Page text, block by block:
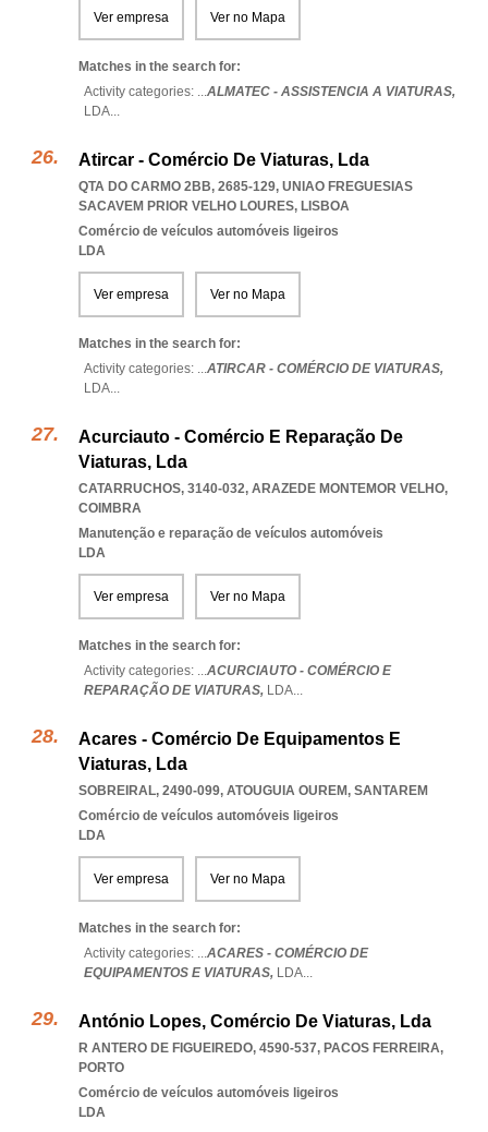
Ver empresa Ver no Mapa
Matches in the search for:
Activity categories: ...ALMATEC - ASSISTENCIA A VIATURAS,
LDA...
Atircar - Comércio De Viaturas, Lda
QTA DO CARMO 2BB, 2685-129, UNIAO FREGUESIAS
SACAVEM PRIOR VELHO LOURES, LISBOA
Comércio de veículos automóveis ligeiros
LDA
Ver empresa Ver no Mapa
Matches in the search for:
Activity categories: ...ATIRCAR - COMÉRCIO DE VIATURAS,
LDA...
Acurciauto - Comércio E Reparação De
Viaturas, Lda
CATARRUCHOS, 3140-032, ARAZEDE MONTEMOR VELHO,
COIMBRA
Manutenção e reparação de veículos automóveis
LDA
Ver empresa Ver no Mapa
Matches in the search for:
Activity categories: ...ACURCIAUTO - COMÉRCIO E
REPARAÇÃO DE VIATURAS, LDA...
Acares - Comércio De Equipamentos E
Viaturas, Lda
SOBREIRAL, 2490-099, ATOUGUIA OUREM, SANTAREM
Comércio de veículos automóveis ligeiros
LDA
Ver empresa Ver no Mapa
Matches in the search for:
Activity categories: ...ACARES - COMÉRCIO DE
EQUIPAMENTOS E VIATURAS, LDA...
António Lopes, Comércio De Viaturas, Lda
R ANTERO DE FIGUEIREDO, 4590-537, PACOS FERREIRA,
PORTO
Comércio de veículos automóveis ligeiros
LDA